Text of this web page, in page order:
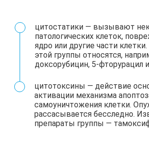
цитостатики — вызывают
патологических клеток,
ядро или другие части
этой группы относятся,
доксорубицин, 5-фторурацил
цитотоксины — действие
активации механизма
самоуничтожения клетки.
рассасывается бесследно.
препараты группы —